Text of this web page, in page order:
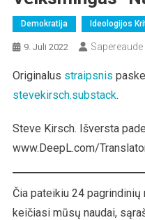
Demokratija Ideologijos
9. Juli 2022 Sapereaude
Originalus straipsnis
stevekirsch.substack.
Steve Kirsch. Išversta
www.DeepL.com/
Čia pateikiu 24
keičiasi mūsų naudai,